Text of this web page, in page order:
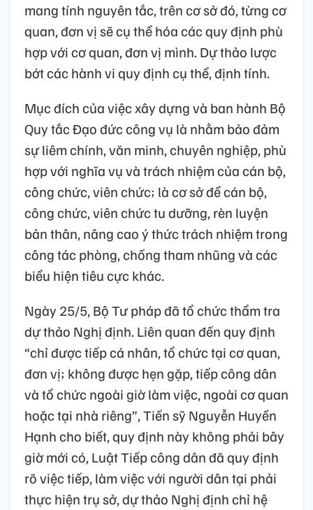
mang tính nguyên tắc, trên cơ sở đó, từng cơ
quan, đơn vị sẽ cụ thể hóa các quy định phù
hợp với cơ quan, đơn vị mình. Dự thảo lược
bớt các hành vi quy định cụ thể, định tính.
Mục đích của việc xây dựng và ban hành Bộ
Quy tắc Đạo đức công vụ là nhằm bảo đảm
sự liêm chính, văn minh, chuyên nghiệp, phù
hợp với nghĩa vụ và trách nhiệm của cán bộ,
công chức, viên chức; là cơ sở để cán bộ,
công chức, viên chức tu dưỡng, rèn luyện
bản thân, nâng cao ý thức trách nhiệm trong
công tác phòng, chống tham nhũng và các
biểu hiện tiêu cực khác.
Ngày 25/5, Bộ Tư pháp đã tổ chức thẩm tra
dự thảo Nghị định. Liên quan đến quy định
“chỉ được tiếp cá nhân, tổ chức tại cơ quan,
đơn vị; không được hẹn gặp, tiếp công dân
và tổ chức ngoài giờ làm việc, ngoài cơ quan
hoặc tại nhà riêng”, Tiến sỹ Nguyễn Huyền
Hạnh cho biết, quy định này không phải bây
giờ mới có, Luật Tiếp công dân đã quy định
rõ việc tiếp, làm việc với người dân tại phải
thực hiện trụ sở, dự thảo Nghị định chỉ hệ